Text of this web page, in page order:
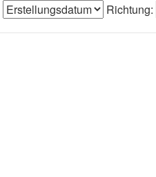
Richtung: